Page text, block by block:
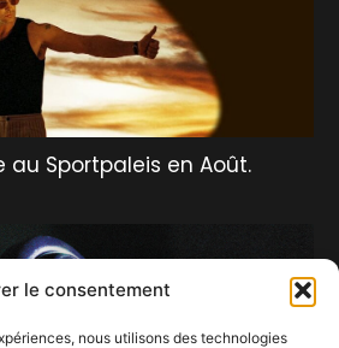
le consentement
nous utilisons des technologies
au Sportpaleis en Août.